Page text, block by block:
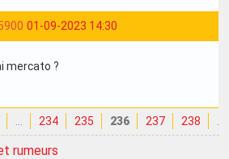
01-09-2023 14:30
mercato ?
234 235 236 237 238
rumeurs